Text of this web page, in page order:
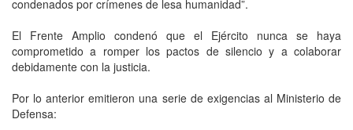
condenados por crímenes de lesa humanidad”.
El Frente Amplio condenó que el Ejército nunca se haya
comprometido a romper los pactos de silencio y a colaborar
debidamente con la justicia.
Por lo anterior emitieron una serie de exigencias al Ministerio de
Defensa: